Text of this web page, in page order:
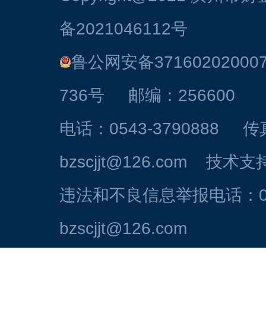
备2021046112号
鲁公网安备
736号 邮编：256600
电话：0543-3790888
bzscjjt@126.com 技术支
违法和不良信息举报电话
bzscjjt@126.com